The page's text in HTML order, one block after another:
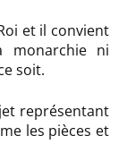
et il convient
ni
soit.
représentant
les pièces et